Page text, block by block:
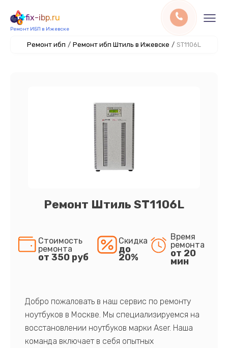
fix-ibp.ru
Ремонт ИБП в Ижевске
Ремонт ибп / Ремонт ибп Штиль в Ижевске / ST1106L
Ремонт Штиль ST1106L
Стоимость
ремонта
от 350 руб
Скидка
до
20%
Время
ремонта
от 20
мин
Добро пожаловать в наш сервис по ремонту
ноутбуков в Москве. Мы специализируемся на
восстановлении ноутбуков марки Aser. Наша
команда включает в себя опытных